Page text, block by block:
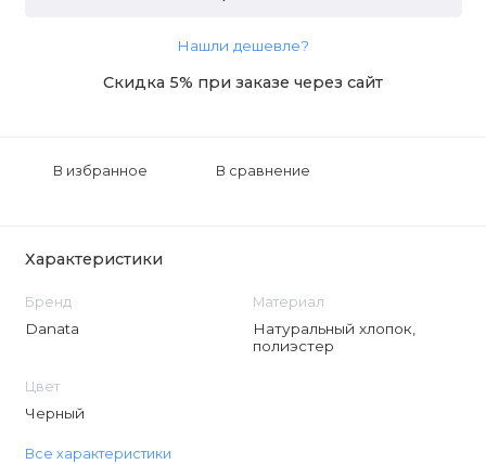
Нашли дешевле?
Скидка 5% при заказе через сайт
В избранное В сравнение
Характеристики
Бренд
Danata
Материал
Натуральный хлопок,
полиэстер
Цвет
Черный
Все характеристики